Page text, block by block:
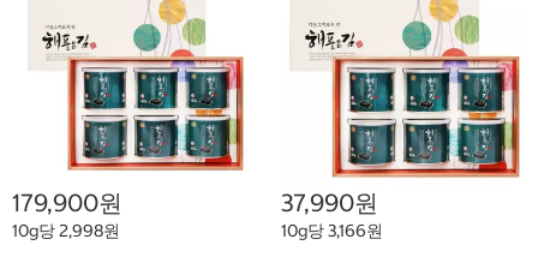
179,900원
10g당 2,998원
37,990원
10g당 3,166원